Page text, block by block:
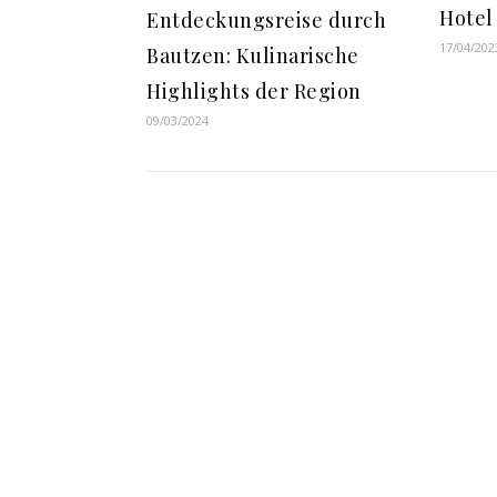
Entdeckungsreise durch
Bautzen: Kulinarische
Highlights der Region
09/03/2024
Hotel
17/04/